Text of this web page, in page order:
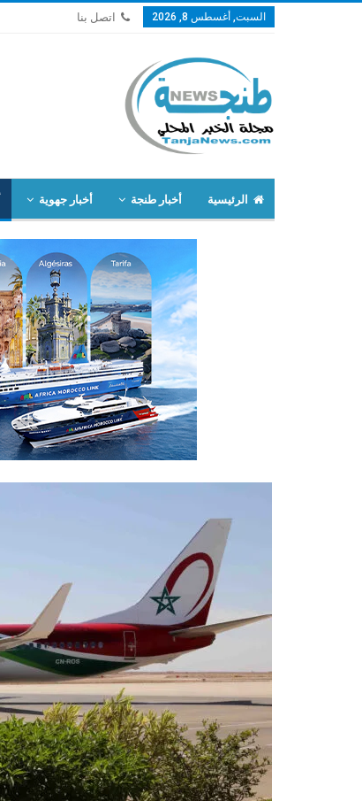
السبت, أغسطس 8, 2026 اتصل بنا
الرئيسية أخبار طنجة أخبار جهوية